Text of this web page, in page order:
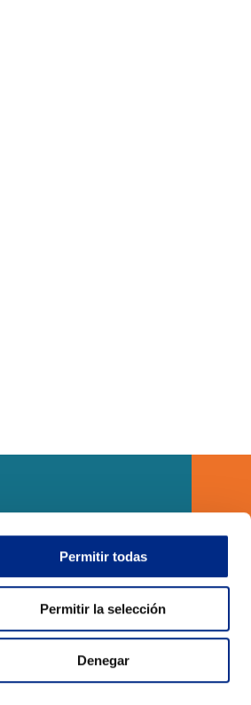
Permitir todas
Permitir la selección
Denegar